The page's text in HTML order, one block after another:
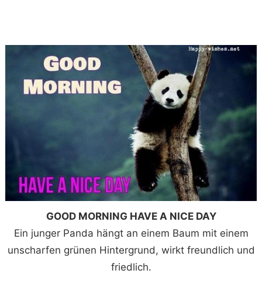
GOOD MORNING HAVE A NICE DAY
Ein junger Panda hängt an einem Baum mit einem
unscharfen grünen Hintergrund, wirkt freundlich und
friedlich.